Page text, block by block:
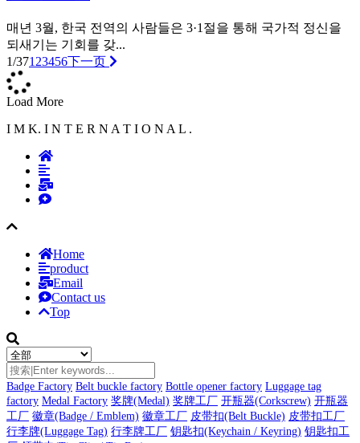
매년 3월, 한국 전역의 사람들은 3·1절을 통해 국가적 정신을
되새기는 기회를 갖...
1/371 23456下一页
Load More
I M K. I N T E R N A T I O N A L .
Home
product
Email
Contact us
Top
Badge Factory Belt buckle factory Bottle opener factory Luggage tag
factory Medal Factory 奖牌(Medal) 奖牌工厂 开瓶器(Corkscrew) 开瓶器
工厂 徽章(Badge / Emblem) 徽章工厂 皮带扣(Belt Buckle) 皮带扣工厂
行李牌(Luggage Tag) 行李牌工厂 钥匙扣(Keychain / Keyring) 钥匙扣工